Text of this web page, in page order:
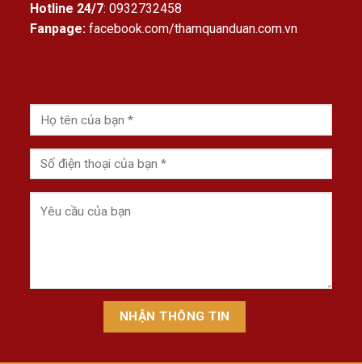
Hotline 24/7: 0932732458
Fanpage: facebook.com/thamquanduan.com.vn